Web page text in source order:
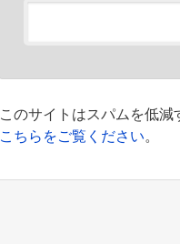
このサイトはスパムを低減
こちらをご覧ください。